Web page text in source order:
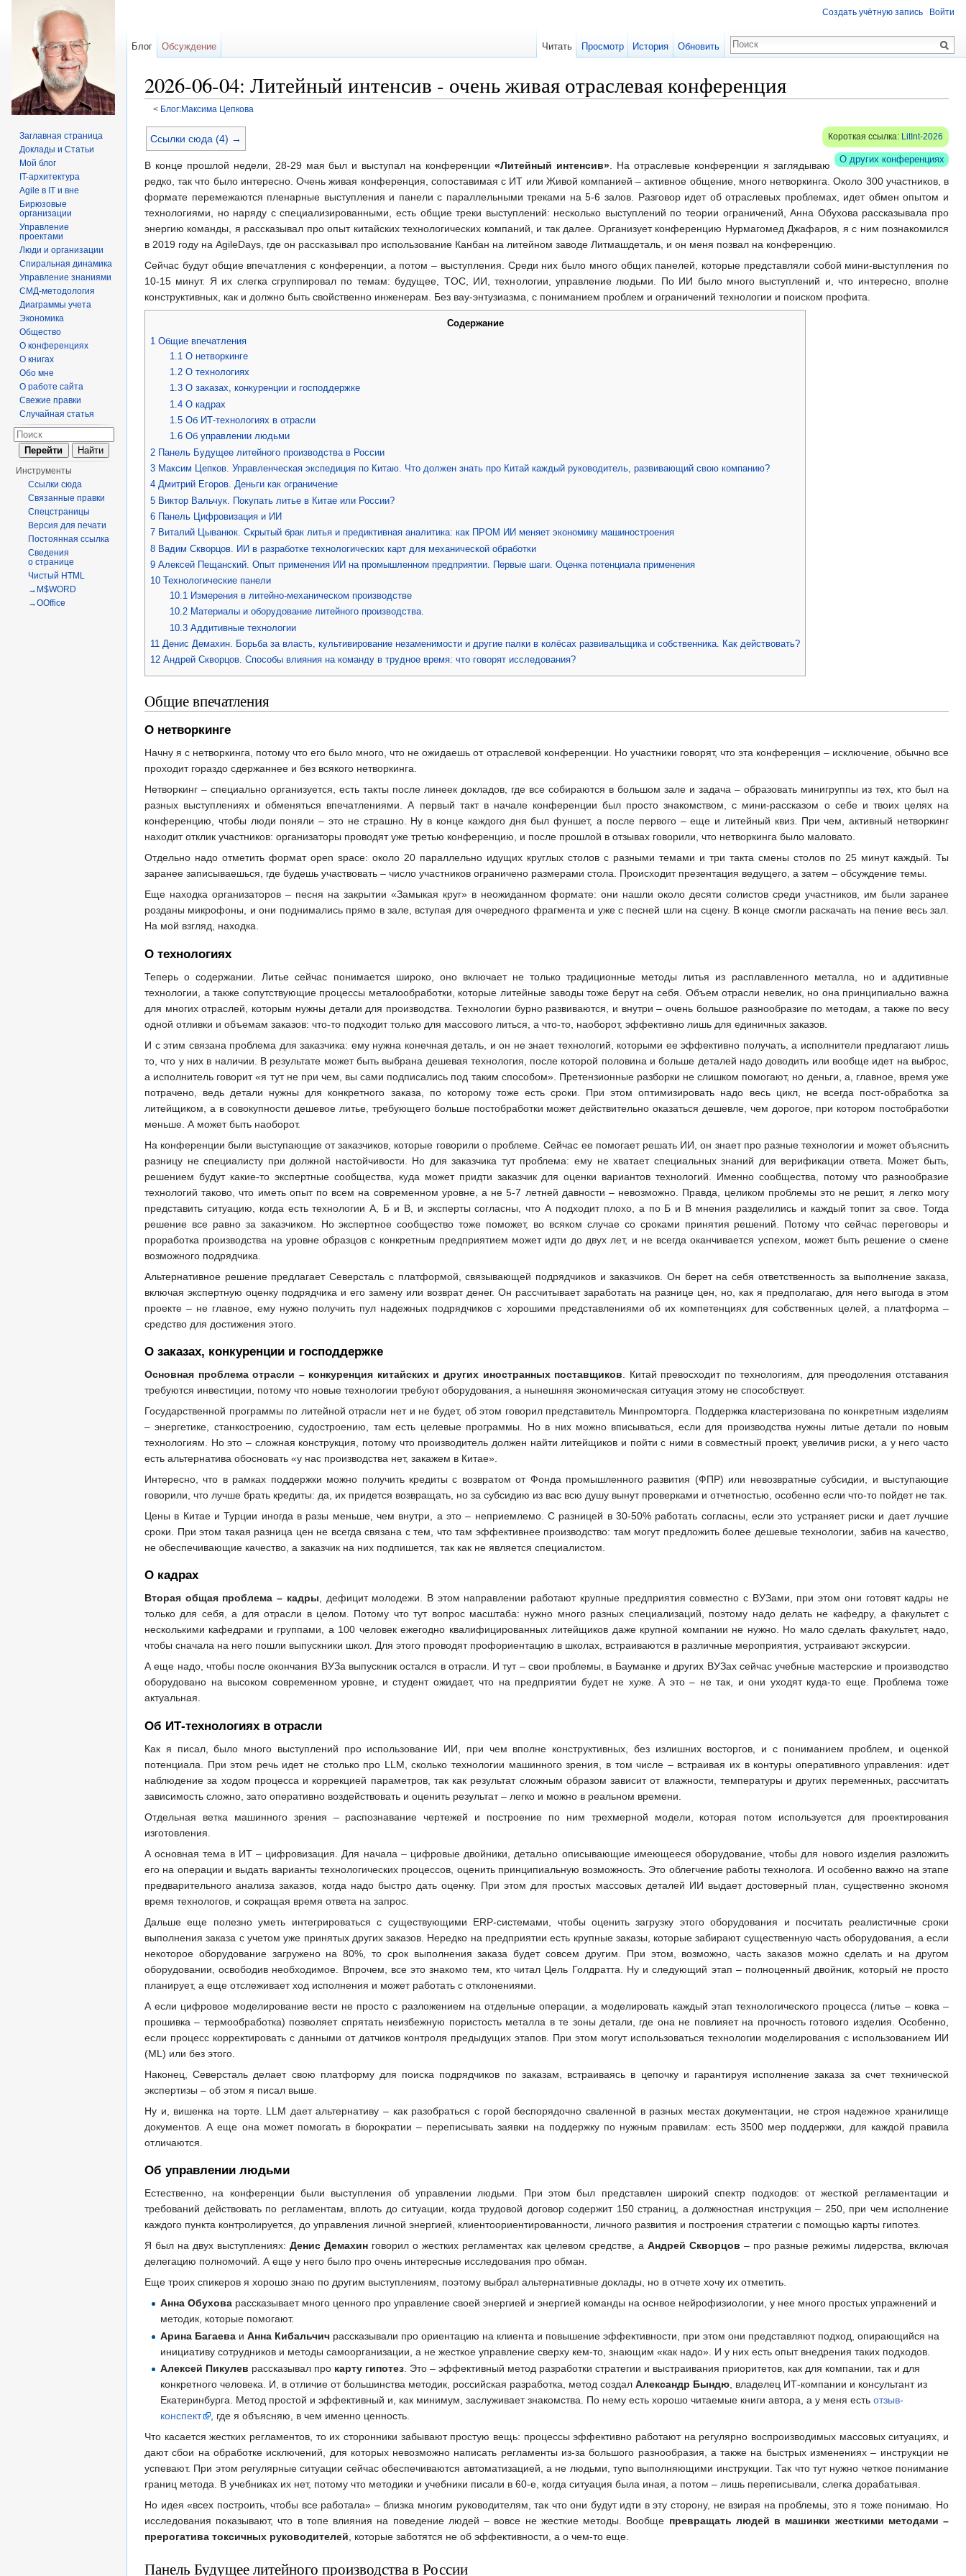
2026-06-04: Литейный интенсив - очень живая отраслевая конференция
< Блог:Максима Цепкова
Короткая ссылка: LitInt-2026
Ссылки сюда (4) →
О других конференциях
В конце прошлой недели, 28-29 мая был и выступал на конференции«Литейный интенсив». На отраслевые конференции я заглядываю
редко, так что было интересно. Очень живая конференция, сопоставимая с ИТ или Живой компанией – активное общение, много нетворкинга. Около 300 участников, в
формате перемежаются пленарные выступления и панели с параллельными треками на 5-6 залов. Разговор идет об отраслевых проблемах, идет обмен опытом и
технологиями, но наряду с специализированными, есть общие треки выступлений: несколько выступлений по теории ограничений, Анна Обухова рассказывала про
энергию команды, я рассказывал про опыт китайских технологических компаний, и так далее. Организует конференцию Нурмагомед Джафаров, я с ним познакомился
в 2019 году на AgileDays, где он рассказывал про использование Канбан на литейном заводе Литмашдеталь, и он меня позвал на конференцию.
Сейчас будут общие впечатления с конференции, а потом – выступления. Среди них было много общих панелей, которые представляли собой мини-выступления по
10-15 минут. Я их слегка сгруппировал по темам: будущее, TOC, ИИ, технологии, управление людьми. По ИИ было много выступлений и, что интересно, вполне
конструктивных, как и должно быть свойственно инженерам. Без вау-энтузиазма, с пониманием проблем и ограничений технологии и поиском профита.
Содержание
1 Общие впечатления
1.1 О нетворкинге
1.2 О технологиях
1.3 О заказах, конкуренции и господдержке
1.4 О кадрах
1.5 Об ИТ-технологиях в отрасли
1.6 Об управлении людьми
2 Панель Будущее литейного производства в России
3 Максим Цепков. Управленческая экспедиция по Китаю. Что должен знать про Китай каждый руководитель, развивающий свою компанию?
4 Дмитрий Егоров. Деньги как ограничение
5 Виктор Вальчук. Покупать литье в Китае или России?
6 Панель Цифровизация и ИИ
7 Виталий Цыванюк. Скрытый брак литья и предиктивная аналитика: как ПРОМ ИИ меняет экономику машиностроения
8 Вадим Скворцов. ИИ в разработке технологических карт для механической обработки
9 Алексей Пещанский. Опыт применения ИИ на промышленном предприятии. Первые шаги. Оценка потенциала применения
10 Технологические панели
10.1 Измерения в литейно-механическом производстве
10.2 Материалы и оборудование литейного производства.
10.3 Аддитивные технологии
11 Денис Демахин. Борьба за власть, культивирование незаменимости и другие палки в колёсах развивальщика и собственника. Как действовать?
12 Андрей Скворцов. Способы влияния на команду в трудное время: что говорят исследования?
Общие впечатления
О нетворкинге
Начну я с нетворкинга, потому что его было много, что не ожидаешь от отраслевой конференции. Но участники говорят, что эта конференция – исключение, обычно все
проходит гораздо сдержаннее и без всякого нетворкинга.
Нетворкинг – специально организуется, есть такты после линеек докладов, где все собираются в большом зале и задача – образовать минигруппы из тех, кто был на
разных выступлениях и обменяться впечатлениями. А первый такт в начале конференции был просто знакомством, с мини-рассказом о себе и твоих целях на
конференцию, чтобы люди поняли – это не страшно. Ну в конце каждого дня был фуншет, а после первого – еще и литейный квиз. При чем, активный нетворкинг
находит отклик участников: организаторы проводят уже третью конференцию, и после прошлой в отзывах говорили, что нетворкинга было маловато.
Отдельно надо отметить формат open space: около 20 параллельно идущих круглых столов с разными темами и три такта смены столов по 25 минут каждый. Ты
заранее записываешься, где будешь участвовать – число участников ограничено размерами стола. Происходит презентация ведущего, а затем – обсуждение темы.
Еще находка организаторов – песня на закрытии «Замыкая круг» в неожиданном формате: они нашли около десяти солистов среди участников, им были заранее
розданы микрофоны, и они поднимались прямо в зале, вступая для очередного фрагмента и уже с песней шли на сцену. В конце смогли раскачать на пение весь зал.
На мой взгляд, находка.
О технологиях
Теперь о содержании. Литье сейчас понимается широко, оно включает не только традиционные методы литья из расплавленного металла, но и аддитивные
технологии, а также сопутствующие процессы металообработки, которые литейные заводы тоже берут на себя. Объем отрасли невелик, но она принципиально важна
для многих отраслей, которым нужны детали для производства. Технологии бурно развиваются, и внутри – очень большое разнообразие по методам, а также по весу
одной отливки и объемам заказов: что-то подходит только для массового литься, а что-то, наоборот, эффективно лишь для единичных заказов.
И с этим связана проблема для заказчика: ему нужна конечная деталь, и он не знает технологий, которыми ее эффективно получать, а исполнители предлагают лишь
то, что у них в наличии. В результате может быть выбрана дешевая технология, после которой половина и больше деталей надо доводить или вообще идет на выброс,
а исполнитель говорит «я тут не при чем, вы сами подписались под таким способом». Претензионные разборки не слишком помогают, но деньги, а, главное, время уже
потрачено, ведь детали нужны для конкретного заказа, по которому тоже есть сроки. При этом оптимизировать надо весь цикл, не всегда пост-обработка за
литейщиком, а в совокупности дешевое литье, требующего больше постобработки может действительно оказаться дешевле, чем дорогое, при котором постобработки
меньше. А может быть наоборот.
На конференции были выступающие от заказчиков, которые говорили о проблеме. Сейчас ее помогает решать ИИ, он знает про разные технологии и может объяснить
разницу не специалисту при должной настойчивости. Но для заказчика тут проблема: ему не хватает специальных знаний для верификации ответа. Может быть,
решением будут какие-то экспертные сообщества, куда может придти заказчик для оценки вариантов технологий. Именно сообщества, потому что разнообразие
технологий таково, что иметь опыт по всем на современном уровне, а не 5-7 летней давности – невозможно. Правда, целиком проблемы это не решит, я легко могу
представить ситуацию, когда есть технологии А, Б и В, и эксперты согласны, что А подходит плохо, а по Б и В мнения разделились и каждый топит за свое. Тогда
решение все равно за заказчиком. Но экспертное сообщество тоже поможет, во всяком случае со сроками принятия решений. Потому что сейчас переговоры и
проработка производства на уровне образцов с конкретным предприятием может идти до двух лет, и не всегда оканчивается успехом, может быть решение о смене
возможного подрядчика.
Альтернативное решение предлагает Северсталь с платформой, связывающей подрядчиков и заказчиков. Он берет на себя ответственность за выполнение заказа,
включая экспертную оценку подрядчика и его замену или возврат денег. Он рассчитывает заработать на разнице цен, но, как я предполагаю, для него выгода в этом
проекте – не главное, ему нужно получить пул надежных подрядчиков с хорошими представлениями об их компетенциях для собственных целей, а платформа –
средство для достижения этого.
О заказах, конкуренции и господдержке
Основная проблема отрасли – конкуренция китайских и других иностранных поставщиков . Китай превосходит по технологиям, для преодоления отставания
требуются инвестиции, потому что новые технологии требуют оборудования, а нынешняя экономическая ситуация этому не способствует.
Государственной программы по литейной отрасли нет и не будет, об этом говорил представитель Минпромторга. Поддержка кластеризована по конкретным изделиям
– энергетике, станкостроению, судостроению, там есть целевые программы. Но в них можно вписываться, если для производства нужны литые детали по новым
технологиям. Но это – сложная конструкция, потому что производитель должен найти литейщиков и пойти с ними в совместный проект, увеличив риски, а у него часто
есть альтернатива обосновать «у нас производства нет, закажем в Китае».
Интересно, что в рамках поддержки можно получить кредиты с возвратом от Фонда промышленного развития (ФПР) или невозвратные субсидии, и выступающие
говорили, что лучше брать кредиты: да, их придется возвращать, но за субсидию из вас всю душу вынут проверками и отчетностью, особенно если что-то пойдет не так.
Цены в Китае и Турции иногда в разы меньше, чем внутри, а это – неприемлемо. С разницей в 30-50% работать согласны, если это устраняет риски и дает лучшие
сроки. При этом такая разница цен не всегда связана с тем, что там эффективнее производство: там могут предложить более дешевые технологии, забив на качество,
не обеспечивающие качество, а заказчик на них подпишется, так как не является специалистом.
О кадрах
Вторая общая проблема – кадры, дефицит молодежи. В этом направлении работают крупные предприятия совместно с ВУЗами, при этом они готовят кадры не
только для себя, а для отрасли в целом. Потому что тут вопрос масштаба: нужно много разных специализаций, поэтому надо делать не кафедру, а факультет с
несколькими кафедрами и группами, а 100 человек ежегодно квалифицированных литейщиков даже крупной компании не нужно. Но мало сделать факультет, надо,
чтобы сначала на него пошли выпускники школ. Для этого проводят профориентацию в школах, встраиваются в различные мероприятия, устраивают экскурсии.
А еще надо, чтобы после окончания ВУЗа выпускник остался в отрасли. И тут – свои проблемы, в Бауманке и других ВУЗах сейчас учебные мастерские и производство
оборудовано на высоком современном уровне, и студент ожидает, что на предприятии будет не хуже. А это – не так, и они уходят куда-то еще. Проблема тоже
актуальная.
Об ИТ-технологиях в отрасли
Как я писал, было много выступлений про использование ИИ, при чем вполне конструктивных, без излишних восторгов, и с пониманием проблем, и оценкой
потенциала. При этом речь идет не столько про LLM, сколько технологии машинного зрения, в том числе – встраивая их в контуры оперативного управления: идет
наблюдение за ходом процесса и коррекцией параметров, так как результат сложным образом зависит от влажности, температуры и других переменных, рассчитать
зависимость сложно, зато оперативно воздействовать и оценить результат – легко и можно в реальном времени.
Отдельная ветка машинного зрения – распознавание чертежей и построение по ним трехмерной модели, которая потом используется для проектирования
изготовления.
А основная тема в ИТ – цифровизация. Для начала – цифровые двойники, детально описывающие имеющееся оборудование, чтобы для нового изделия разложить
его на операции и выдать варианты технологических процессов, оценить принципиальную возможность. Это облегчение работы технолога. И особенно важно на этапе
предварительного анализа заказов, когда надо быстро дать оценку. При этом для простых массовых деталей ИИ выдает достоверный план, существенно экономя
время технологов, и сокращая время ответа на запрос.
Дальше еще полезно уметь интегрироваться с существующими ERP-системами, чтобы оценить загрузку этого оборудования и посчитать реалистичные сроки
выполнения заказа с учетом уже принятых других заказов. Нередко на предприятии есть крупные заказы, которые забирают существенную часть оборудования, а если
некоторое оборудование загружено на 80%, то срок выполнения заказа будет совсем другим. При этом, возможно, часть заказов можно сделать и на другом
оборудовании, освободив необходимое. Впрочем, все это знакомо тем, кто читал Цель Голдратта. Ну и следующий этап – полноценный двойник, который не просто
планирует, а еще отслеживает ход исполнения и может работать с отклонениями.
А если цифровое моделирование вести не просто с разложением на отдельные операции, а моделировать каждый этап технологического процесса (литье – ковка –
прошивка – термообработка) позволяет спрятать неизбежную пористость металла в те зоны детали, где она не повлияет на прочность готового изделия. Особенно,
если процесс корректировать с данными от датчиков контроля предыдущих этапов. При этом могут использоваться технологии моделирования с использованием ИИ
(ML) или без этого.
Наконец, Северсталь делает свою платформу для поиска подрядчиков по заказам, встраиваясь в цепочку и гарантируя исполнение заказа за счет технической
экспертизы – об этом я писал выше.
Ну и, вишенка на торте. LLM дает альтернативу – как разобраться с горой беспорядочно сваленной в разных местах документации, не строя надежное хранилище
документов. А еще она может помогать в бюрократии – переписывать заявки на поддержку по нужным правилам: есть 3500 мер поддержки, для каждой правила
отличаются.
Об управлении людьми
Естественно, на конференции были выступления об управлении людьми. При этом был представлен широкий спектр подходов: от жесткой регламентации и
требований действовать по регламентам, вплоть до ситуации, когда трудовой договор содержит 150 страниц, а должностная инструкция – 250, при чем исполнение
каждого пункта контролируется, до управления личной энергией, клиентоориентированности, личного развития и построения стратегии с помощью карты гипотез.
Я был на двух выступлениях:Денис Демахин говорил о жестких регламентах как целевом средстве, а Андрей Скворцов – про разные режимы лидерства, включая
делегацию полномочий. А еще у него было про очень интересные исследования про обман.
Еще троих спикеров я хорошо знаю по другим выступлениям, поэтому выбрал альтернативные доклады, но в отчете хочу их отметить.
Анна Обухова рассказывает много ценного про управление своей энергией и энергией команды на оснвое нейрофизиологии, у нее много простых упражнений и
методик, которые помогают.
Арина Багаева иАнна Кибальчич рассказывали про ориентацию на клиента и повышение эффективности, при этом они представляют подход, опирающийся на
инициативу сотрудников и методы самоорганизации, а не жесткое управление сверху кем-то, знающим «как надо». И у них есть опыт внедрения таких подходов.
Алексей Пикулев рассказывал про карту гипотез . Это – эффективный метод разработки стратегии и выстраивания приоритетов, как для компании, так и для
конкретного человека. И, в отличие от большинства методик, российская разработка, метод создалАлександр Бындю , владелец ИТ-компании и консультант из
Екатеринбурга. Метод простой и эффективный и, как минимум, заслуживает знакомства. По нему есть хорошо читаемые книги автора, а у меня естьотзыв-
конспект
, где я объясняю, в чем именно ценность.
Что касается жестких регламентов, то их сторонники забывают простую вещь: процессы эффективно работают на регулярно воспроизводимых массовых ситуациях, и
дают сбои на обработке исключений, для которых невозможно написать регламенты из-за большого разнообразия, а также на быстрых изменениях – инструкции не
успевают. При этом регулярные ситуации сейчас обеспечиваются автоматизацией, а не людьми, тупо выполняющими инструкции. Так что тут нужно четкое понимание
границ метода. В учебниках их нет, потому что методики и учебники писали в 60-е, когда ситуация была иная, а потом – лишь переписывали, слегка дорабатывая.
Но идея «всех построить, чтобы все работала» – близка многим руководителям, так что они будут идти в эту сторону, не взирая на проблемы, это я тоже понимаю. Но
исследования показывают, что в топе влияния на поведение людей – вовсе не жесткие методы. Вообще превращать людей в машинки жесткими методами –
прерогатива токсичных руководителей , которые заботятся не об эффективности, а о чем-то еще.
Панель Будущее литейного производства в России
Создать учётную запись Войти
Блог Обсуждение Читать Просмотр История Обновить
Заглавная страница
Доклады и Статьи
Мой блог
IT-архитектура
Agile в IT и вне
Бирюзовые
организации
Управление
проектами
Люди и организации
Спиральная динамика
Управление знаниями
СМД-методология
Диаграммы учета
Экономика
Общество
О конференциях
О книгах
Обо мне
О работе сайта
Свежие правки
Случайная статья
Инструменты
Ссылки сюда
Связанные правки
Спецстраницы
Версия для печати
Постоянная ссылка
Сведения
о странице
Чистый HTML
→M$WORD
→OOffice